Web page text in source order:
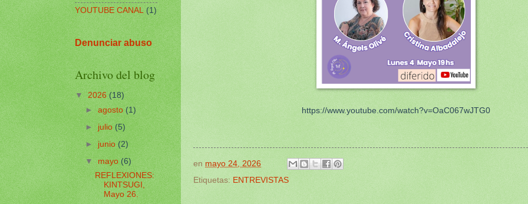
https://www.youtube.com/watch?v=OaC067wJTG0
en mayo 24, 2026
Etiquetas: ENTREVISTAS
YOUTUBE CANAL (1)
Denunciar abuso
Archivo del blog
▼2026(18)
►agosto(1)
►julio(5)
► junio(2)
▼mayo(6)
REFLEXIONES:
KINTSUGI,
Mayo 26.